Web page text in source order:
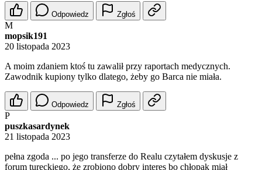
Odpowiedz Zgłoś
M
mopsik191
20 listopada 2023
A moim zdaniem ktoś tu zawalił przy raportach medycznych.
Zawodnik kupiony tylko dlatego, żeby go Barca nie miała.
Odpowiedz Zgłoś
P
puszkasardynek
21 listopada 2023
pełna zgoda ... po jego transferze do Realu czytałem dyskusje z
forum tureckiego, że zrobiono dobry interes bo chłopak miał